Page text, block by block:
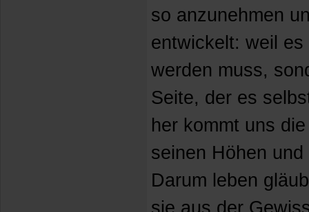
so anzunehmen
entwickelt: weil
werden muss,
Seite, der es
her kommt uns
seinen Höhen
Darum leben
sie aus der